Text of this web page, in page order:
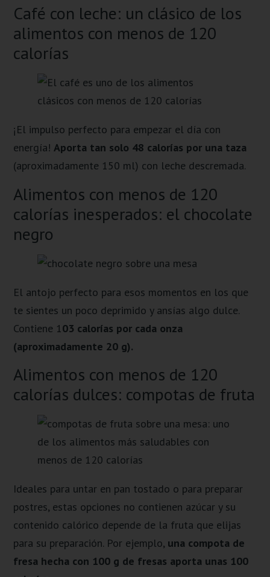
Café con leche: un clásico de los
alimentos con menos de 120
calorías
¡El impulso perfecto para empezar el día con
energía!Aporta tan solo 48 calorías por una taza
(aproximadamente 150 ml) con leche descremada.
Alimentos con menos de 120
calorías inesperados: el chocolate
negro
El antojo perfecto para esos momentos en los que
te sientes un poco deprimido y ansías algo dulce.
Contiene 103 calorías por cada onza
(aproximadamente 20 g).
Alimentos con menos de 120
calorías dulces: compotas de fruta
Ideales para untar en pan tostado o para preparar
postres, estas opciones no contienen azúcar y su
contenido calórico depende de la fruta que elijas
para su preparación. Por ejemplo, una compota de
fresa hecha con 100 g de fresas aporta unas 100